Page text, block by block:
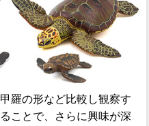
甲羅の形など比較し観察す
ることで、さらに興味が深